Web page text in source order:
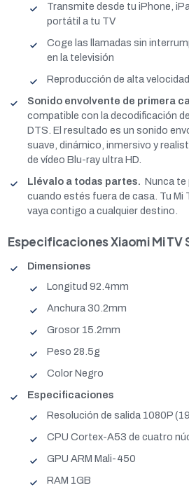
Transmite desde tu iPhone,
portátil a tu TV
Coge las llamadas sin
en la televisión
Reproducción de alta
Sonido envolvente de primera
compatible con la decodificación
DTS. El resultado es un sonido
suave, dinámico, inmersivo y
de vídeo Blu-ray ultra HD.
Llévalo a todas partes. Nunca te
cuando estés fuera de casa. Tu Mi
vaya contigo a cualquier destino.
Especificaciones Xiaomi Mi TV
Dimensiones
Longitud 92.4mm
Anchura 30.2mm
Grosor 15.2mm
Peso 28.5g
Color Negro
Especificaciones
Resolución de salida 1080P
CPU Cortex-A53 de cuatro
GPU ARM Mali-450
RAM 1GB